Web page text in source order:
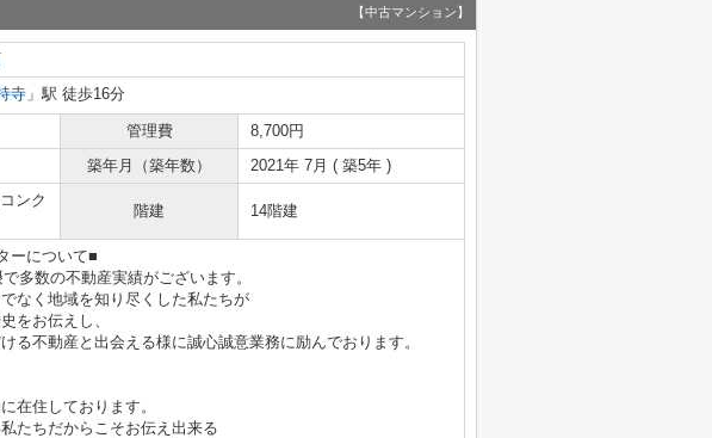
【中古マンション】
寺 」駅 徒歩16分
管理費
8,700円
築年月（築年数） 2021年 7月 ( 築5年 )
ンク
階建 14階建
ーについて■
多数の不動産実績がございます。
なく地域を知り尽くした私たちが
をお伝えし、
る不動産と出会える様に誠心誠意業務に励んでおります。
在住しております。
たちだからこそお伝え出来る